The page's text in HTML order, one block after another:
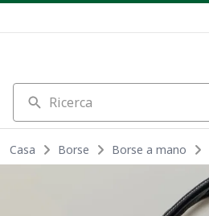
Ricerca
Casa Borse Borse a mano